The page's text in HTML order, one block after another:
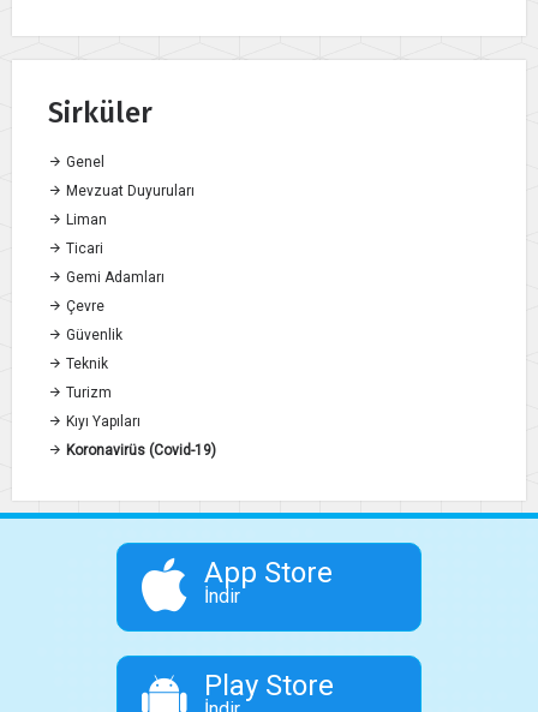
Sirküler
Genel
Mevzuat Duyuruları
Liman
Ticari
Gemi Adamları
Çevre
Güvenlik
Teknik
Turizm
Kıyı Yapıları
Koronavirüs (Covid-19)
App Store
İndir
Play Store